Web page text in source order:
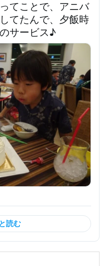
てことで、アニバ
てたんで、夕飯時
サービス♪
読む